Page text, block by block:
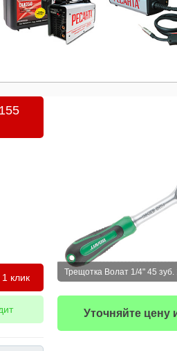
клик Трещотка Волат 1/4" 45
Уточняйте цену